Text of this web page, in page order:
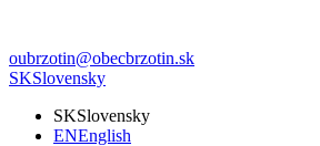
oubrzotin@obecbrzotin.sk
SKSlovensky
SKSlovensky
ENEnglish